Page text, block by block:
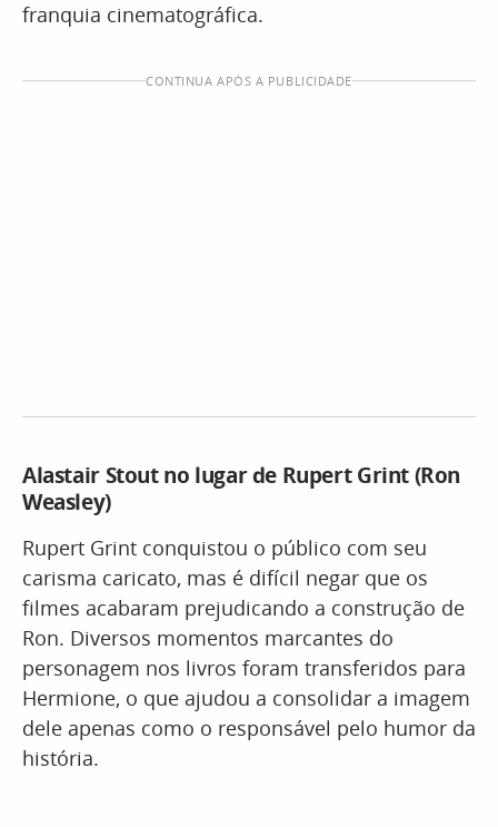
franquia cinematográfica.
CONTINUA APÓS A PUBLICIDADE
Alastair Stout no lugar de Rupert Grint (Ron
Weasley)
Rupert Grint conquistou o público com seu
carisma caricato, mas é difícil negar que os
filmes acabaram prejudicando a construção de
Ron. Diversos momentos marcantes do
personagem nos livros foram transferidos para
Hermione, o que ajudou a consolidar a imagem
dele apenas como o responsável pelo humor da
história.